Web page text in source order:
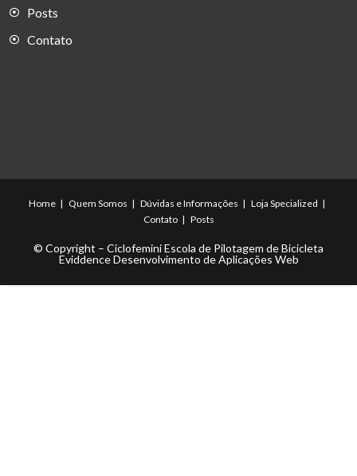
Posts
Contato
Home Quem Somos Dúvidas e Informações
Loja Specialized
Contato
Posts
© Copyright – Ciclofemini Escola de Pilotagem de Bicicleta
Eviddence Desenvolvimento de Aplicações Web